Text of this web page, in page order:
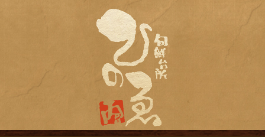
名古屋市栄にある居酒屋「旬鮮
台所ひのゑ」のブログ
名古屋市栄にある居酒屋「旬鮮台所ひ
のゑ（ひのえ）」。豊富な焼酎と海鮮
料理を中心とした、お酒に合う肴を楽
しめるお店です。季節で変わるおすす
めメニューや日替わりランチの新着情
報を随時更新中。